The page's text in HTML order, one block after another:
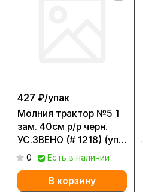
427 ₽/упак
Молния трактор №5 1
зам. 40см р/р черн.
УС.ЗВЕНО (# 1218) (уп.
≈50шт) 322 А
0 Есть в наличии
В корзину